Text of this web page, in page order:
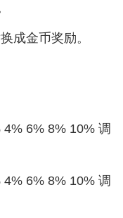
成金币奖励。
6% 8% 10% 调
6% 8% 10% 调